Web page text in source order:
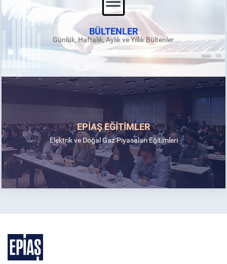
BÜLTENLER
Günlük, Haftalık, Aylık ve Yıllık Bültenler
EPİAŞ EĞİTİMLER
Elektrik ve Doğal Gaz Piyasaları Eğitimleri